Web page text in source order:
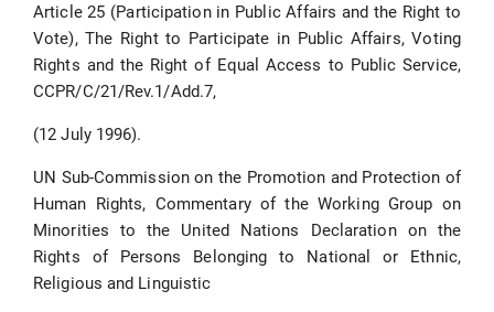
Article 25 (Participation in Public Affairs and the Right to
Vote), The Right to Participate in Public Affairs, Voting
Rights and the Right of Equal Access to Public Service,
CCPR/C/21/Rev.1/Add.7,
(12 July 1996).
UN Sub-Commission on the Promotion and Protection of
Human Rights, Commentary of the Working Group on
Minorities to the United Nations Declaration on the
Rights of Persons Belonging to National or Ethnic,
Religious and Linguistic